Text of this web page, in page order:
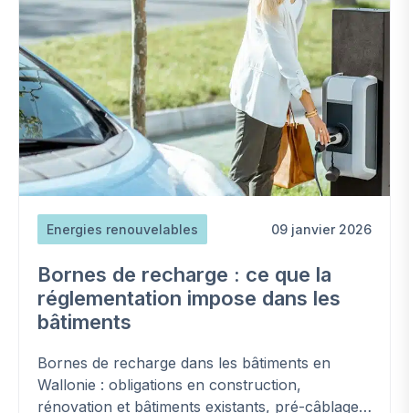
Energies renouvelables 09 janvier 2026
Bornes de recharge : ce que la
réglementation impose dans les
bâtiments
Bornes de recharge dans les bâtiments en
Wallonie : obligations en construction,
rénovation et bâtiments existants, pré-câblage,